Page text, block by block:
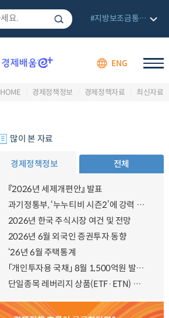
ENG
#지방보조금통합관리망
HOME 경제정책정보 경제정책자료 최신자료
많이 본 자료
경제정책정보 전체
『2026년 세제개편안』 발표
과기정통부, ‘누누티비 시즌2’에 강력 대응 의지 밝혀
2026년 한국 주식시장 여건 및 전망
2026년 6월 외국인 증권투자 동향
‘26년 6월 주택통계
「개인투자용 국채」 8월 1,500억원 발행 예정
단일종목 레버리지 상품(ETF·ETN) 기본예탁금 강화 조기시행 방안 안내